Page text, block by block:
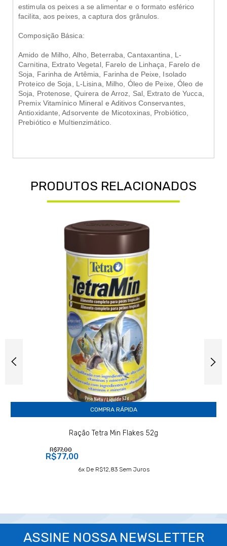
estimula os peixes a se alimentar e o formato esférico
facilita, aos peixes, a captura dos grânulos.
Composição Básica:
Amido de Milho, Alho, Beterraba, Cantaxantina, L-
Carnitina, Extrato Vegetal, Farelo de Linhaça, Farelo de
Soja, Farinha de Artêmia, Farinha de Peixe, Isolado
Proteico de Soja, L-Lisina, Milho, Óleo de Peixe, Óleo de
Soja, Protenose, Quirera de Arroz, Sal, Extrato de Yucca,
Premix Vitamínico Mineral e Aditivos Conservantes,
Antioxidante, Adsorvente de Micotoxinas, Probiótico,
Prebiótico e Multienzimático.
PRODUTOS RELACIONADOS
COMPRA RÁPIDA
Ração Tetra Min Flakes 52g
R$77,00
R$77,00
6X De R$12,83Sem Juros
ASSINE NOSSA NEWSLETTER